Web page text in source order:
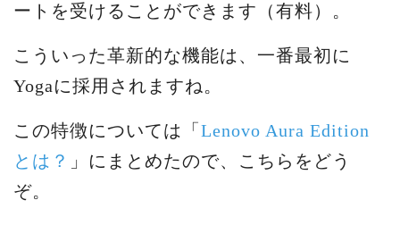
ートを受けることができます（有料）。
こういった革新的な機能は、一番最初に
Yogaに採用されますね。
この特徴については「 Lenovo Aura Edition
とは？ 」にまとめたので、こちらをどう
ぞ。